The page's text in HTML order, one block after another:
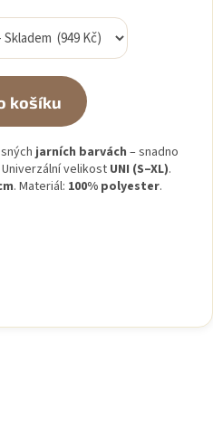
košíku
jarních barvách – snadno
velikostUNI (S–XL).
. Materiál: 100% polyester.